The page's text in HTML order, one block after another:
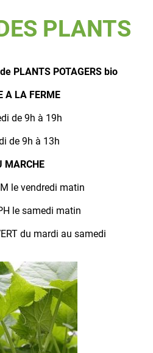
PLANTS
PLANTS POTAGERS bio
A LA FERME
de 9h à 19h
de 9h à 13h
MARCHE
le vendredi matin
le samedi matin
du mardi au samedi